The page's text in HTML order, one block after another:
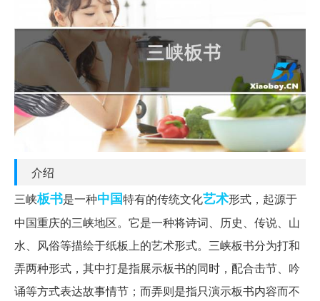
介绍
三峡板书是一种中国特有的传统文化艺术形式，起源于
中国重庆的三峡地区。它是一种将诗词、历史、传说、山
水、风俗等描绘于纸板上的艺术形式。三峡板书分为打和
弄两种形式，其中打是指展示板书的同时，配合击节、吟
诵等方式表达故事情节；而弄则是指只演示板书内容而不